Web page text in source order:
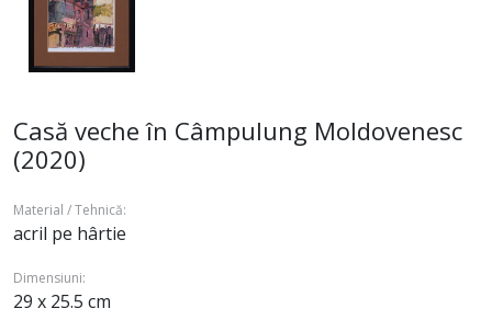
Casă veche în Câmpulung Moldovenesc
(2020)
Material / Tehnică:
acril pe hârtie
Dimensiuni:
29 x 25.5 cm